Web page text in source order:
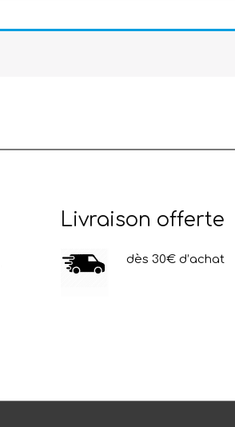
Livraison offerte
dès 30€ d’achat